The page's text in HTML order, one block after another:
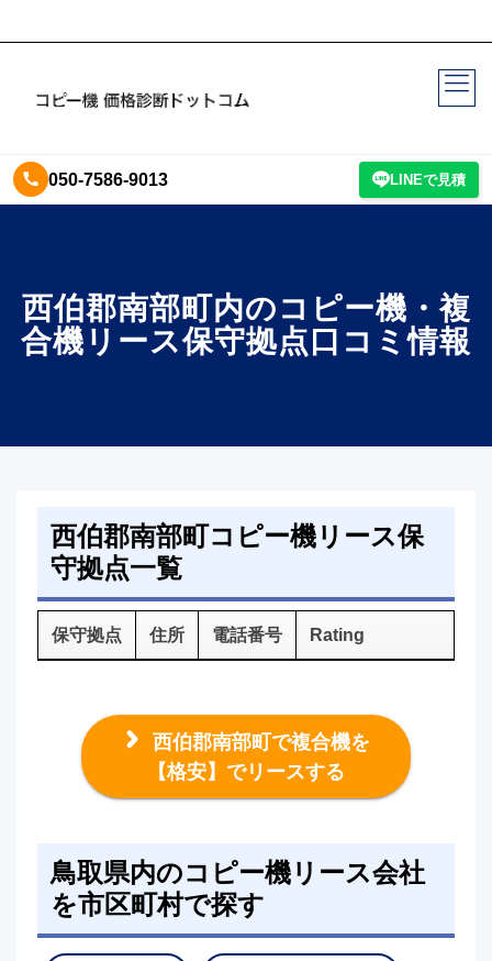
050-7586-9013 LINEで見積
西伯郡南部町内のコピー機・複
合機リース保守拠点口コミ情報
西伯郡南部町コピー機リース保
守拠点一覧
保守拠点 住所 電話番号 Rating
西伯郡南部町で複合機を
【格安】でリースする
鳥取県内のコピー機リース会社
を市区町村で探す